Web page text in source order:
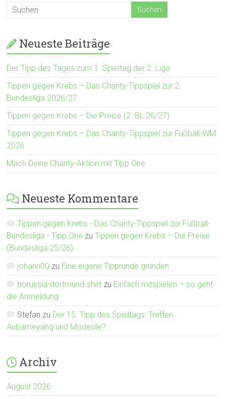
Neueste Beiträge
Der Tipp des Tages zum 1. Spieltag der 2. Liga
Tippen gegen Krebs – Das Charity-Tippspiel zur 2.
Bundesliga 2026/27
Tippen gegen Krebs – Die Preise (2. BL 26/27)
Tippen gegen Krebs – Das Charity-Tippspiel zur Fußball-WM
2026
Mach Deine Charity-Aktion mit Tipp.One
Neueste Kommentare
Tippen gegen Krebs - Das Charity-Tippspiel zur Fußball-
Bundesliga - Tipp.One zuTippen gegen Krebs – Die Preise
(Bundesliga 25/26)
johann00 zu Eine eigene Tipprunde gründen
borussia-dortmund-shirt zu Einfach mitspielen – so geht
die Anmeldung
Stefan zu Der 15. Tipp des Spieltags: Treffen
Aubameyang und Modeste?
Archiv
August 2026